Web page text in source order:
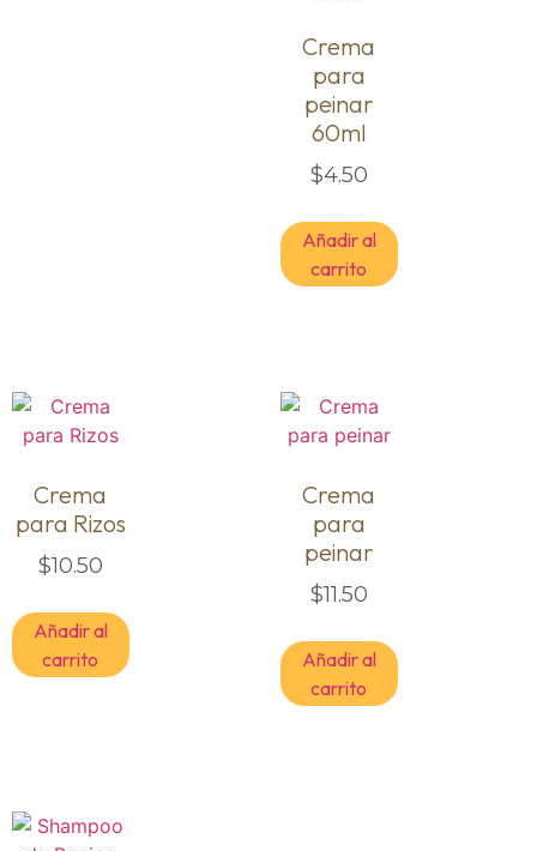
Crema
para
peinar
60ml
$4.50
Añadir al
carrito
Crema
para Rizos
$10.50
Añadir al
carrito
Crema
para
peinar
$11.50
Añadir al
carrito